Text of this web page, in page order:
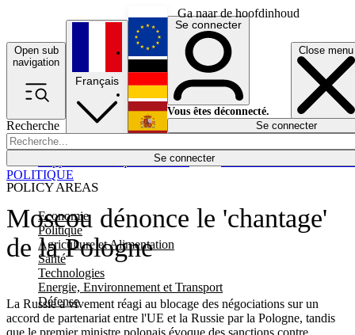
Ga naar de hoofdinhoud
Open sub
navigation
Close menu
Recherche
Se connecter
POLICY AREAS
Economie
Politique
Agriculture et Alimentation
Santé
Technologies
Energie, Environnement et Transport
Défense
Économie
Français
English
Deutsch
Español
Se connecter
Vous êtes déconnecté.
Se connecter
Moscou dénonce le 'chantage'
de la Pologne
La Russie a vivement réagi au blocage des négociations sur un
accord de partenariat entre l'UE et la Russie par la Pologne, tandis
POLITIQUE